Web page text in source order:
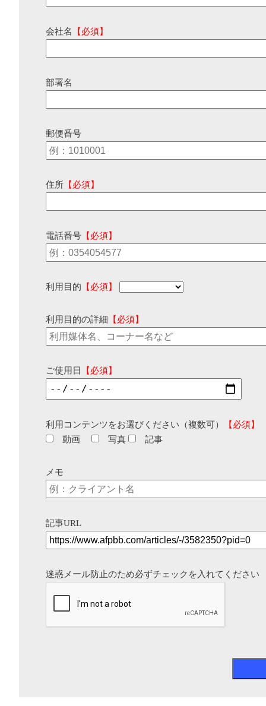
会社名 【必須】
部署名
郵便番号
住所 【必須】
電話番号 【必須】
利用目的 【必須】
利用目的の詳細 【必須】
ご使用日 【必須】
利用コンテンツをお選びください（複数可）
【必須】
動画
写真 記事
メモ
記事URL
迷惑メール防止のため必ずチェックを入れてください